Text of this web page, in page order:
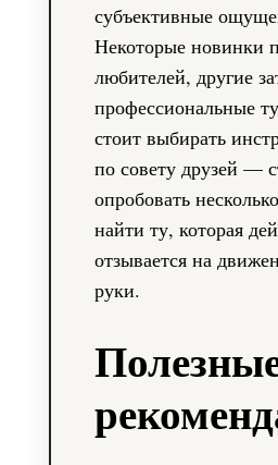
субъективные
Некоторые новинки
любителей, другие
профессиональные
стоит выбирать
по совету друзей —
опробовать
найти ту, которая
отзывается на
руки.